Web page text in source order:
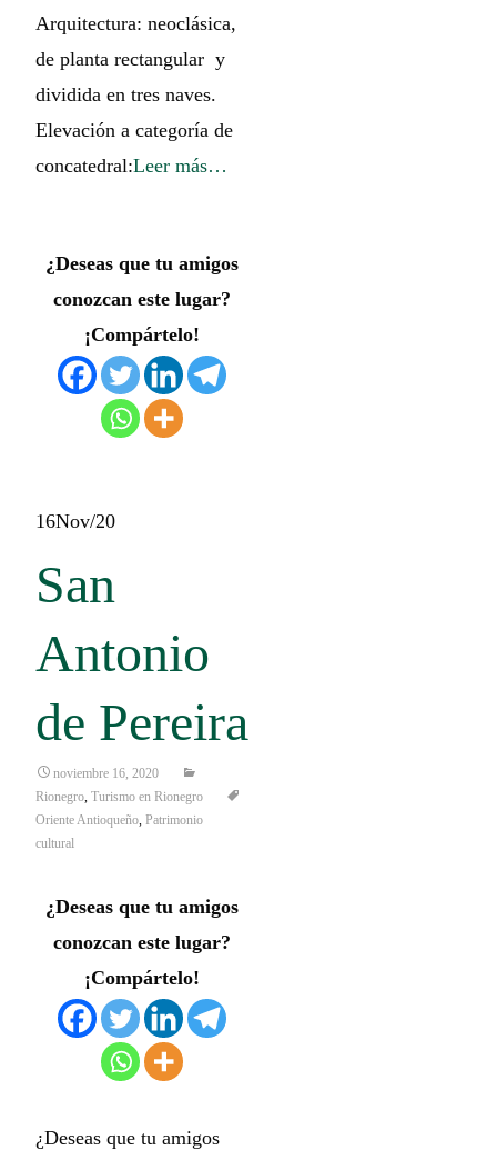
Arquitectura: neoclásica,
de planta rectangular y
dividida en tres naves.
Elevación a categoría de
concatedral:Leer más…
¿Deseas que tu amigos
conozcan este lugar?
¡Compártelo!
16Nov/20
San
Antonio
de Pereira
noviembre 16, 2020
Rionegro Turismo en Rionegro
Oriente Antioqueño Patrimonio
cultural
¿Deseas que tu amigos
conozcan este lugar?
¡Compártelo!
¿Deseas que tu amigos